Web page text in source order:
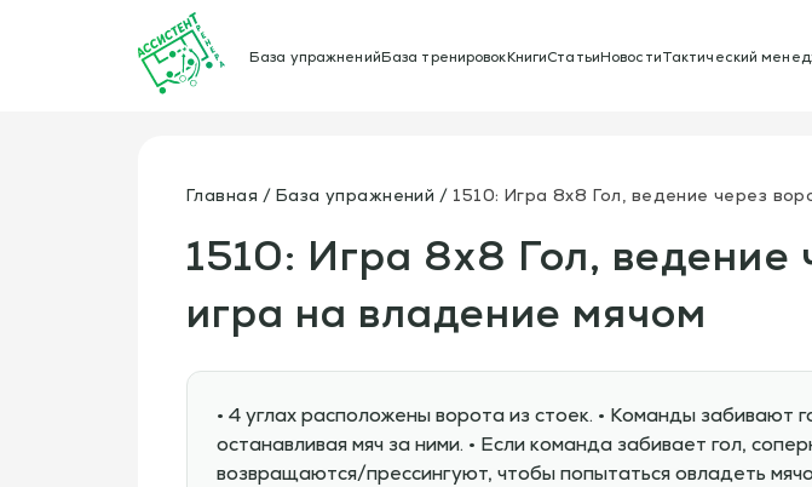
База упражненийБаза тренировокКнигиСтатьиНовостиТактический
Главная База упражнений 1510: Игра 8х8 Гол, ведение через
1510: Игра 8х8 Гол, ведение
игра на владение мячом
• 4 углах расположены ворота из стоек. • Команды
останавливая мяч за ними. • Если команда забивает гол,
возвращаются/прессингуют, чтобы попытаться овладеть